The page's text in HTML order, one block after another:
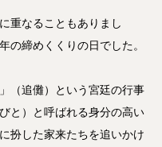
重なることもありまし
の締めくくりの日でした。
（追儺）という宮廷の行事
と）と呼ばれる身分の高い
扮した家来たちを追いかけ